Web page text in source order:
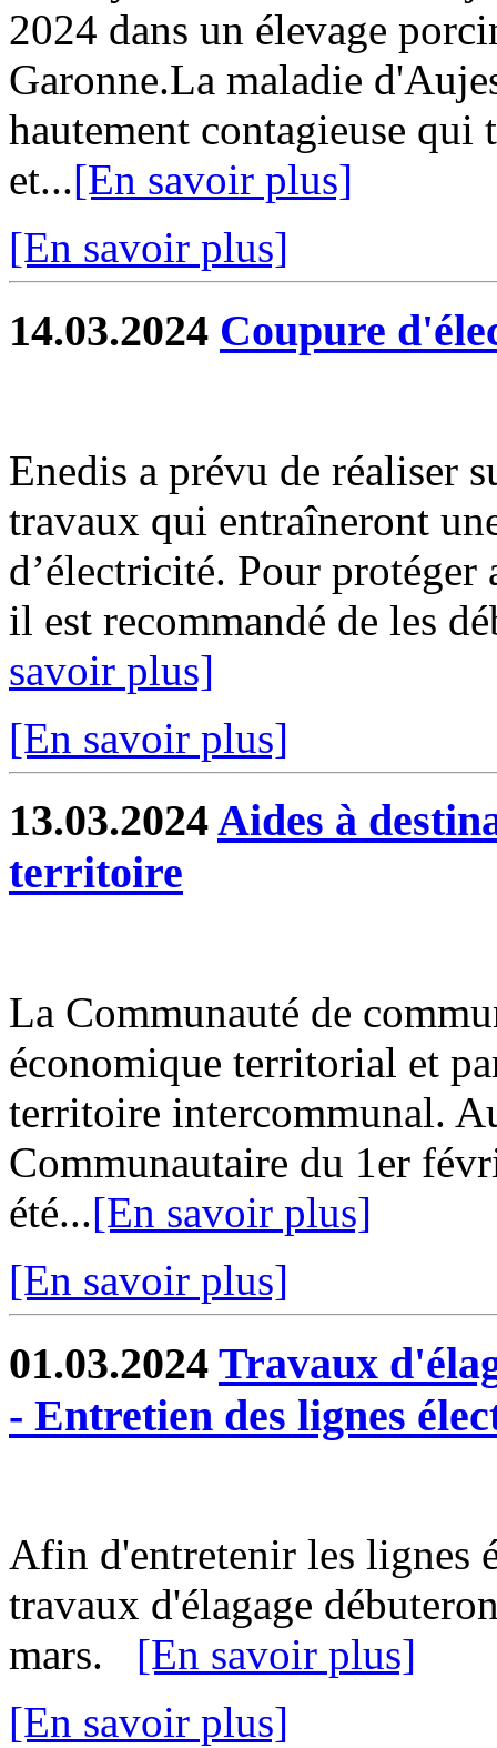
2024 dans un élevage
Garonne.La maladie
hautement contagieuse qui
et...[En savoir plus]
[En savoir plus]
14.03.2024 Coupure
Enedis a prévu de réaliser
travaux qui entraîneront
d’électricité. Pour protéger
il est recommandé de les
savoir plus]
[En savoir plus]
13.03.2024Aides à
territoire
La Communauté de
économique territorial et
territoire intercommunal.
Communautaire du 1er
été...[En savoir plus]
[En savoir plus]
01.03.2024 Travaux
- Entretien des lignes
Afin d'entretenir les lignes
travaux d'élagage
mars. [En savoir plus]
[En savoir plus]